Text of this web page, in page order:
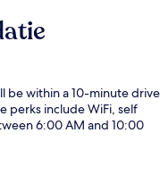
be within a 10-minute drive
perks include WiFi, self
6:00 AM and 10:00